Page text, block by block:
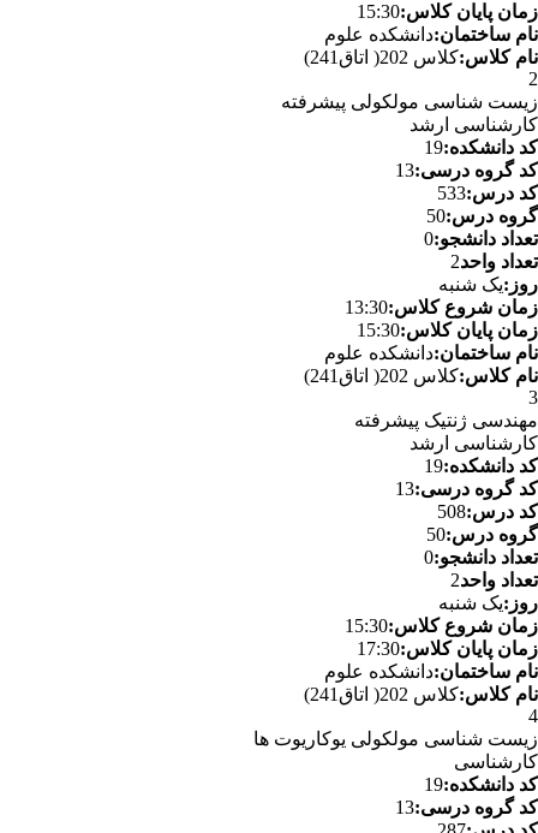
زمان پایان کلاس:15:30
نام ساختمان:دانشکده علوم
نام کلاس:کلاس 202( اتاق241)
2
زیست شناسی مولکولی پیشرفته
کارشناسی ارشد
کد دانشکده:19
کد گروه درسی:13
کد درس:533
گروه درس:50
تعداد دانشجو:0
تعداد واحد2
روز:یک شنبه
زمان شروع کلاس:13:30
زمان پایان کلاس:15:30
نام ساختمان:دانشکده علوم
نام کلاس:کلاس 202( اتاق241)
3
مهندسی ژنتیک پیشرفته
کارشناسی ارشد
کد دانشکده:19
کد گروه درسی:13
کد درس:508
گروه درس:50
تعداد دانشجو:0
تعداد واحد2
روز:یک شنبه
زمان شروع کلاس:15:30
زمان پایان کلاس:17:30
نام ساختمان:دانشکده علوم
نام کلاس:کلاس 202( اتاق241)
4
زیست شناسی مولکولی یوکاریوت ها
کارشناسی
کد دانشکده:19
کد گروه درسی:13